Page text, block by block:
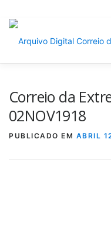
Saltar
conteúdo
Correio da
02NOV1918
PUBLICADO EM ABRIL